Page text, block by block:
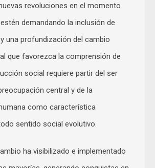
revoluciones en el momento
demandando la inclusión de
una profundización del cambio
que favorezca la comprensión de
social requiere partir del ser
central y de la
como característica
sentido social evolutivo.
ha visibilizado e implementado